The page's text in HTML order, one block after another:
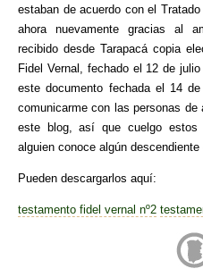
estaban de acuerdo con el
ahora nuevamente gracias al
recibido desde Tarapacá copia
Fidel Vernal, fechado el 12 de
este documento fechada el 14
comunicarme con las personas de
este blog, así que cuelgo
alguien conoce algún
Pueden descargarlos aquí:
testamento fidel vernal nº2